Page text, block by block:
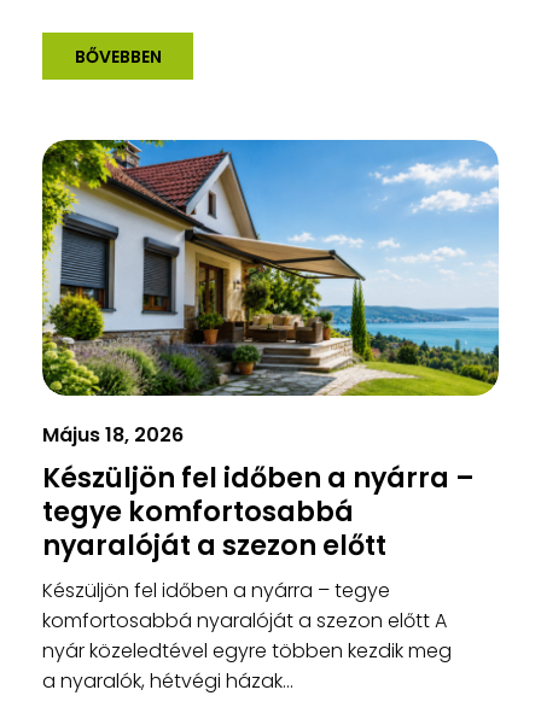
BŐVEBBEN
Május 18, 2026
Készüljön fel időben a nyárra –
tegye komfortosabbá
nyaralóját a szezon előtt
Készüljön fel időben a nyárra – tegye
komfortosabbá nyaralóját a szezon előtt A
nyár közeledtével egyre többen kezdik meg
a nyaralók, hétvégi házak...